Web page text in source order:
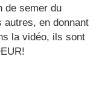
de semer du
autres, en donnant
la vidéo, ils sont